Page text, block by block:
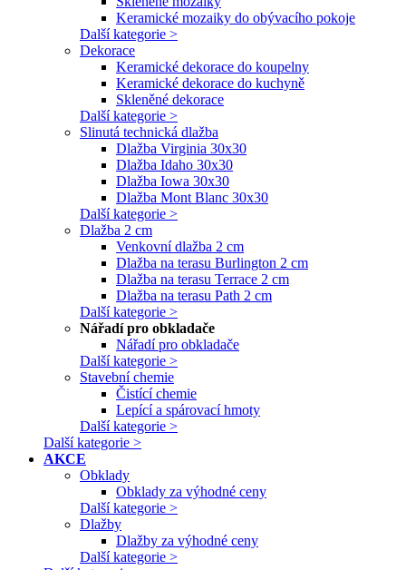
Keramické mozaiky do obývacího pokoje
Další kategorie >
Dekorace
Keramické dekorace do koupelny
Keramické dekorace do kuchyně
Skleněné dekorace
Další kategorie >
Slinutá technická dlažba
Dlažba Virginia 30x30
Dlažba Idaho 30x30
Dlažba Iowa 30x30
Dlažba Mont Blanc 30x30
Další kategorie >
Dlažba 2 cm
Venkovní dlažba 2 cm
Dlažba na terasu Burlington 2 cm
Dlažba na terasu Terrace 2 cm
Dlažba na terasu Path 2 cm
Další kategorie >
Nářadí pro obkladače
Nářadí pro obkladače
Další kategorie >
Stavební chemie
Čistící chemie
Lepící a spárovací hmoty
Další kategorie >
Další kategorie >
AKCE
Obklady
Obklady za výhodné ceny
Další kategorie >
Dlažby
Dlažby za výhodné ceny
Další kategorie >